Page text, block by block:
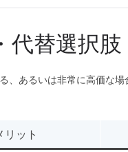
代替選択肢
、あるいは非常に高価な
リット